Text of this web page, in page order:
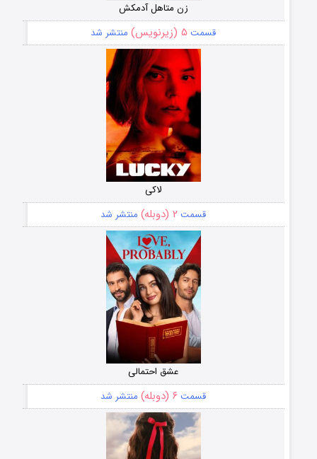
زن متاهل آدمکش
قسمت ۵ (زیرنویس) منتشر شد
لاکی
قسمت ۲ (دوبله) منتشر شد
عشق احتمالی
قسمت ۶ (دوبله) منتشر شد